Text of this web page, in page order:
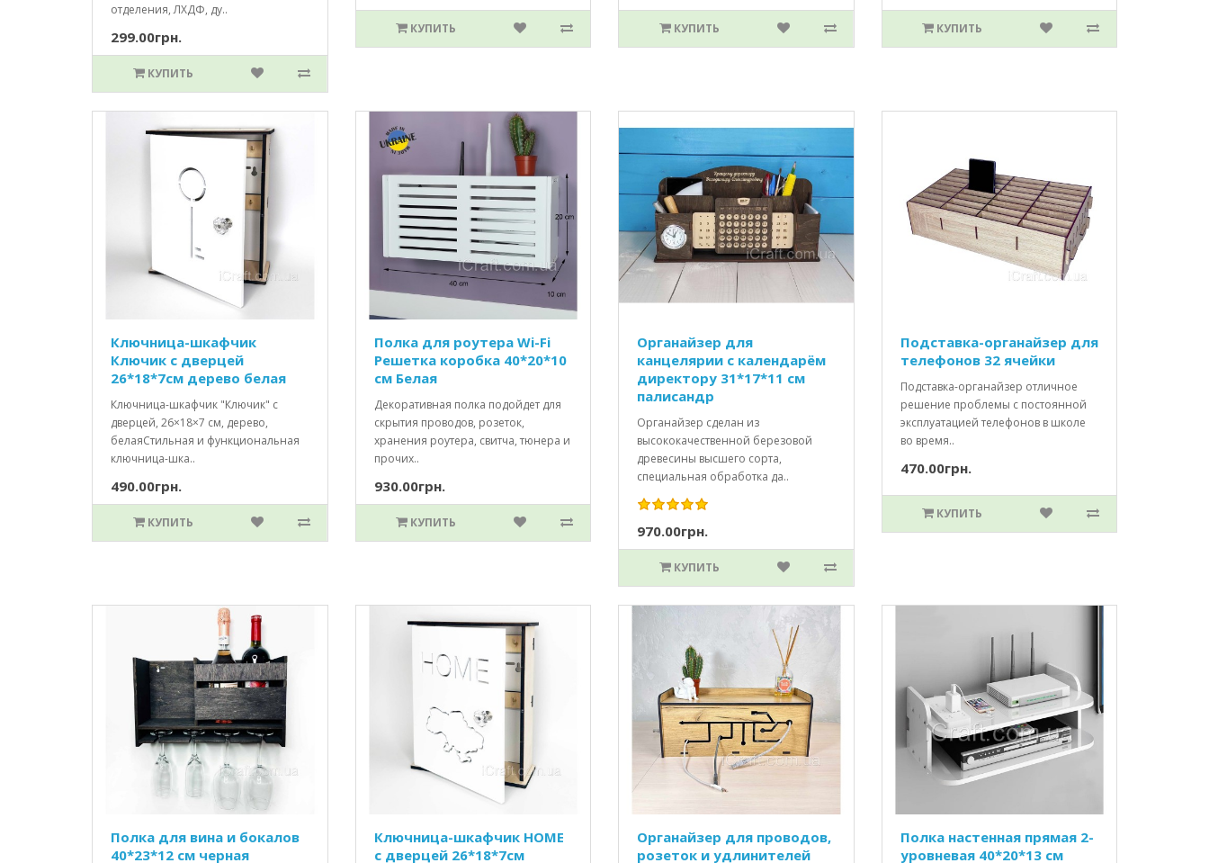
отделения, ЛХДФ, ду..
299.00грн.
КУПИТЬ
КУПИТЬ КУПИТЬ КУПИТЬ
Ключница-шкафчик
Ключик c дверцей
26*18*7см дерево белая
Ключница-шкафчик "Ключик" с
дверцей, 26×18×7 см, дерево,
белаяСтильная и функциональная
ключница-шка..
490.00грн.
КУПИТЬ
Полка для роутера Wi-Fi
Решетка коробка 40*20*10
см Белая
Декоративная полка подойдет для
скрытия проводов, розеток,
хранения роутера, свитча, тюнера и
прочих..
930.00грн.
КУПИТЬ
Органайзер для
канцелярии с календарём
директору 31*17*11 см
палисандр
Органайзер сделан из
высококачественной березовой
древесины высшего сорта,
специальная обработка да..
970.00грн.
КУПИТЬ
Подставка-органайзер для
телефонов 32 ячейки
Подставка-органайзер отличное
решение проблемы с постоянной
эксплуатацией телефонов в школе
во время..
470.00грн.
КУПИТЬ
Полка для вина и бокалов
40*23*12 см черная
Ключница-шкафчик HOME
c дверцей 26*18*7см
Органайзер для проводов,
розеток и удлинителей
Полка настенная прямая 2-
уровневая 40*20*13 см